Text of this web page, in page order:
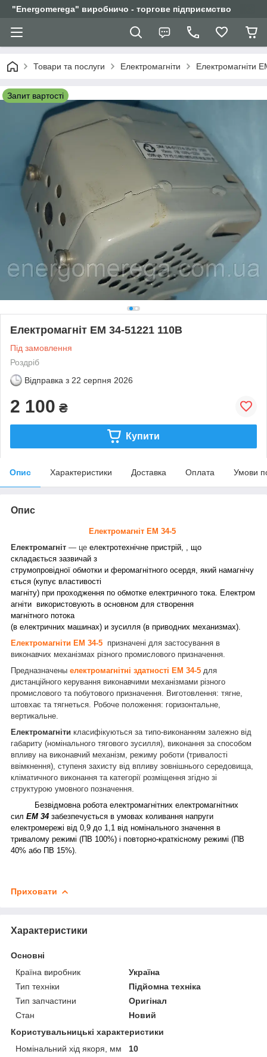
"Еnergomerega" виробничо - торгове підприємство
Товари та послуги Електромагніти Електромагніти
Запит вартості
Електромагніт ЕМ 34-51221 110В
Під замовлення
Роздріб
Відправка з 22 серпня 2026
2 100 ₴
Купити
Опис Характеристики Доставка Оплата Умови
Опис
Електромагніт ЕМ 34-5
Електромагніт — це електротехнічне пристрій, , що
складається зазвичай з
струмопровідної обмотки и феромагнітного осердя, який намагнічу
ється (купує властивості
магніту) при проходження по обмотке електричного тока. Електром
агніти використовують в основном для створення
магнітного потока
(в електричних машинах) и зусилля (в приводних механизмах).
Електромагніти ЕМ 34-5 призначені для застосування в
виконавчих механізмах різного промислового призначення.
Предназначены електромагнітні здатності ЕМ 34-5 для
дистанційного керування виконавчими механізмами різного
промислового та побутового призначення. Виготовлення: тягне,
штовхає та тягнеться. Робоче положення: горизонтальне,
вертикальне.
Електромагніти класифікуються за типо-виконанням залежно від
габариту (номінального тягового зусилля), виконання за способом
впливу на виконавчий механізм, режиму роботи (тривалості
ввімкнення), ступеня захисту від впливу зовнішнього середовища,
кліматичного виконання та категорії розміщення згідно зі
структурою умовного позначення
Безвідмовна робота електромагнітних електромагнітних
сил ЕМ 34 забезпечується в умовах коливання напруги
електромережі від 0,9 до 1,1 від номінального значення в
тривалому режимі (ПВ 100%) і повторно-краткісному режимі (ПВ
40% або ПВ 15%).
Приховати
Характеристики
Основні
Країна виробник
Україна
Тип техніки
Підйомна техніка
Тип запчастини
Оригінал
Стан
Новий
Користувальницькі характеристики
Номінальний хід якоря, мм
10